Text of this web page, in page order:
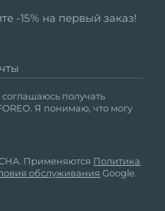
-15% на первый заказ!
получать
Я понимаю, что могу
Применяются Политика
обслуживания Google.